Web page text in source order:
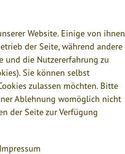
Website. Einige von ihnen
der Seite, während andere
und die Nutzererfahrung zu
Sie können selbst
zulassen möchten. Bitte
Ablehnung womöglich nicht
der Seite zur Verfügung
Impressum